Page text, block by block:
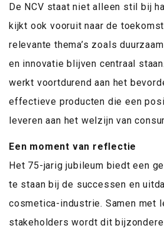
De NCV staat niet alleen stil bij
kijkt ook vooruit naar de
relevante thema’s zoals
en innovatie blijven centraal
werkt voortdurend aan het
effectieve producten die een
leveren aan het welzijn van
Een moment van reflectie
Het 75-jarig jubileum biedt een
te staan bij de successen en
cosmetica-industrie. Samen met
stakeholders wordt dit